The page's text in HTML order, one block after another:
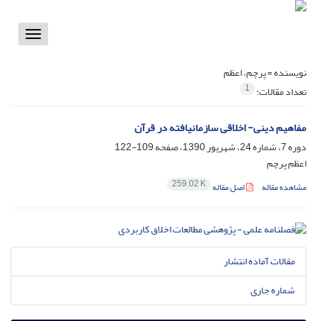
Toggle
نویسنده =پرچم، اعظم
تعداد مقالات: 1
مفاهیم دینی- اخلاقی سازمان‏یافته در قرآن
دوره 7، شماره 24، شهریور 1390، صفحه
109-122
اعظم پرچم
مشاهده مقاله اصل مقاله 259.02 K
مقالات آماده انتشار
شماره جاری